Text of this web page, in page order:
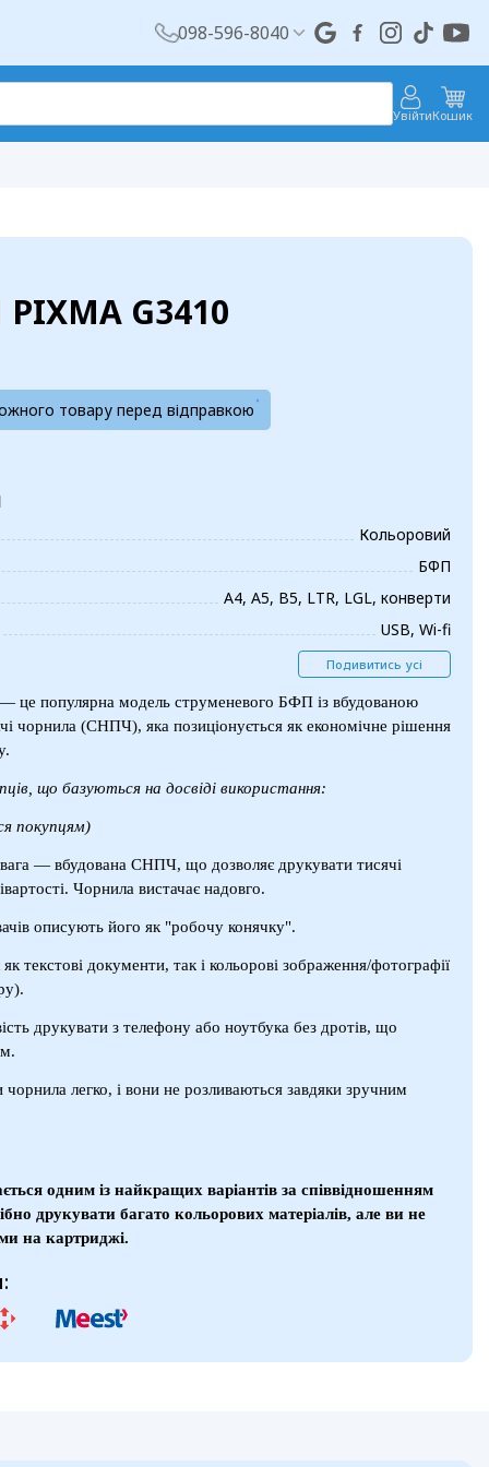
098-596-8040
УвійтиКошик
G3410
товару перед відправкою
Кольоровий
БФП
А4, А5, B5, LTR, LGL, конверти
USB, Wi-fi
Подивитись усі
— це популярна модель струменевого БФП із вбудованою
чорнила (СНПЧ), яка позиціонується як економічне рішення
що базуються на досвіді використання:
покупцям)
— вбудована СНПЧ, що дозволяє друкувати тисячі
Чорнила вистачає надовго.
описують його як "робочу конячку".
текстові документи, так і кольорові зображення/фотографії
друкувати з телефону або ноутбука без дротів, що
чорнила легко, і вони не розливаються завдяки зручним
одним із найкращих варіантів за співвідношенням
друкувати багато кольорових матеріалів, але ви не
на картриджі.